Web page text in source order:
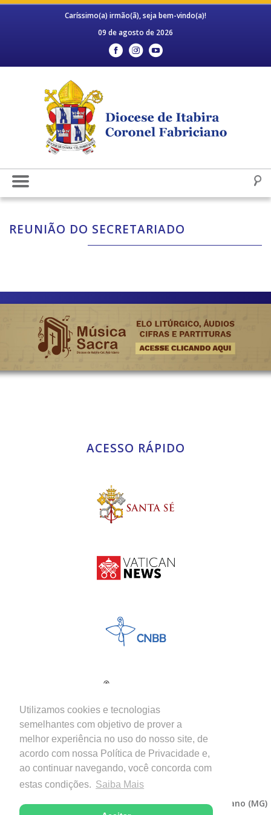
Utilizamos cookies e tecnologias
semelhantes com objetivo de prover a
melhor experiência no uso do nosso site, de
acordo com nossa Política de Privacidade e,
ao continuar navegando, você concorda com
estas condições. Saiba Mais
Caríssimo(a) irmão(ã), seja bem-vindo(a)!
09 de agosto de 2026
REUNIÃO DO SECRETARIADO
ACESSO RÁPIDO
Copyright © 2026 - Diocese de Itabira-Coronel Fabriciano (MG)